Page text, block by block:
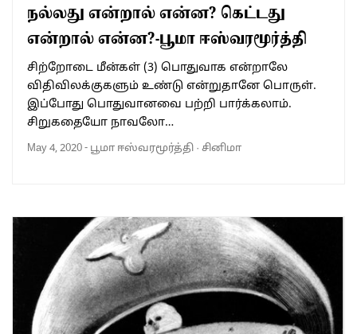
நல்லது என்றால் என்ன? கெட்டது
என்றால் என்ன?-பூமா ஈஸ்வரமூர்த்தி
சிற்றோடை மீன்கள் (3) பொதுவாக என்றாலே
விதிவிலக்குகளும் உண்டு என்றுதானே பொருள்.
இப்போது பொதுவானவை பற்றி பார்க்கலாம்.
சிறுகதையோ நாவலோ…
May 4, 2020- பூமா ஈஸ்வரமூர்த்தி · சினிமா